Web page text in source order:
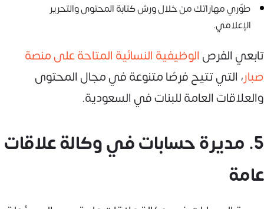
طوّري مهاراتك من خلال ورش كتابة المحتوى والتحرير
الإعلامي.
تابعي الفرص الوظيفية النسائية المتاحة على منصة
صبار، التي تتيح فرصًا متنوعة في مجال المحتوى
والعلاقات العامة للبنات في السعودية.
5. مديرة حسابات في وكالة علاقات
عامة